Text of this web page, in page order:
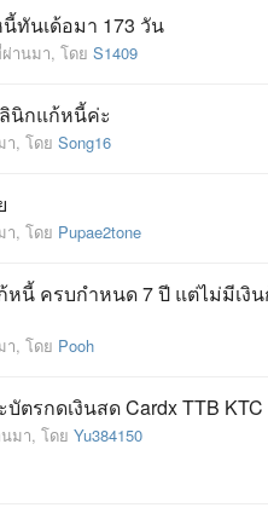
ทันเด้อมา 173 วัน
านมา, โดย S1409
นิกแก้หนี้ค่ะ
า, โดย Song16
า, โดย Pupae2tone
นี้ ครบกำหนด 7 ปี แต่ไม่มีเงิ
า, โดย Pooh
ตรกดเงินสด Cardx TTB KTC
มา, โดย Yu384150